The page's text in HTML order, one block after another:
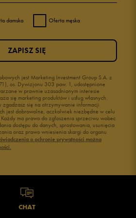
damska Oferta męska
jest Marketing Investment Group S.A. z
os. Dywizjonu 303 paw. 1, udostępnione
w prawnie uzasadnionym interesie
się marketing produktów i usług własnych.
zgadzasz się na otrzymywanie informacji
jest dobrowolne, aczkolwiek niezbędne w celu
ma prawo do zgłoszenia sprzeciwu wobec
dostępu do danych, sprostowania, usunięcia
oraz prawo wniesienia skargi do organu
o ochronie prywatności można
ZAPISZ SIĘ
CHAT